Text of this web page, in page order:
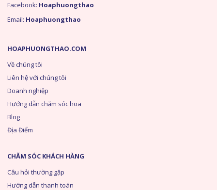
HOAPHUONGTHAO.COM
Về chúng tôi
Liên hệ với chúng tôi
Doanh nghiệp
Hướng dẫn chăm sóc hoa
Blog
Địa Điểm
CHĂM SÓC KHÁCH HÀNG
Câu hỏi thường gặp
Hướng dẫn thanh toán
Facebook: Hoaphuongthao
Email: Hoaphuongthao